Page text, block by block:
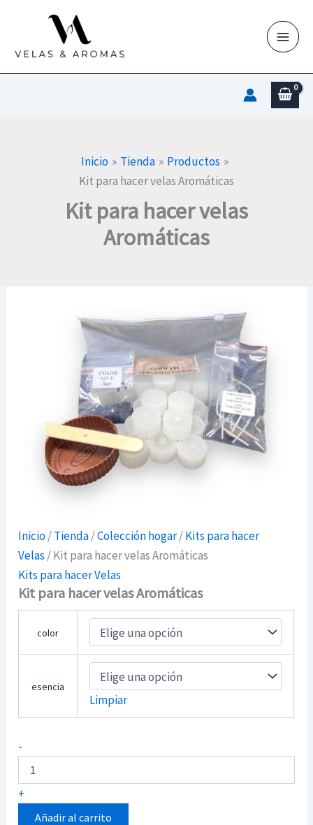
contenido
Inicio Tienda
Productos
Kit para hacer velas Aromáticas
Kit para hacer velas
Aromáticas
Inicio/Tienda/Colección hogar/Kits para hacer
Velas / Kit para hacer velas Aromáticas
Kits para hacer Velas
Kit para hacer velas Aromáticas
color
esencia
Limpiar
-
para
hacer
velas
Aromáticas
cantidad
+
Añadir al carrito